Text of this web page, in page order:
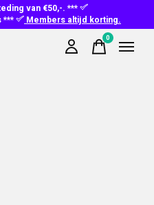
van €50,-. ***
***
Members altijd korting.
0items